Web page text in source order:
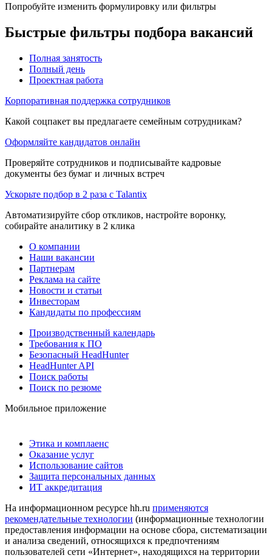
Попробуйте изменить формулировку или фильтры
Быстрые фильтры подбора вакансий
Полная занятость
Полный день
Проектная работа
Корпоративная поддержка сотрудников
Какой соцпакет вы предлагаете семейным сотрудникам?
Оформляйте кандидатов онлайн
Проверяйте сотрудников и подписывайте кадровые
документы без бумаг и личных встреч
Ускорьте подбор в 2 раза с Talantix
Автоматизируйте сбор откликов, настройте воронку,
собирайте аналитику в 2 клика
О компании
Наши вакансии
Партнерам
Реклама на сайте
Новости и статьи
Инвесторам
Кандидаты по профессиям
Производственный календарь
Требования к ПО
Безопасный HeadHunter
HeadHunter API
Поиск работы
Поиск по резюме
Мобильное приложение
Этика и комплаенс
Оказание услуг
Использование сайтов
Защита персональных данных
ИТ аккредитация
На информационном ресурсе hh.ru применяются
рекомендательные технологии (информационные технологии
предоставления информации на основе сбора, систематизации
и анализа сведений, относящихся к предпочтениям
пользователей сети «Интернет», находящихся на территории